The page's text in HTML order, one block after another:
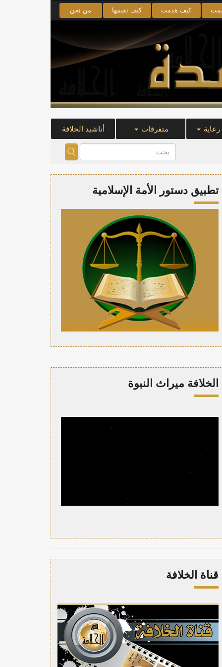
كيف هدمت كيف نقيمها من نحن
متفرقات أناشيد الخلافة
تطبيق دستور الأمة الإسلامية
الخلافة ميراث النبوة
قناة الخلافة